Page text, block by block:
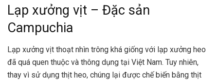
Lạp xưởng vịt – Đặc sản
Campuchia
Lạp xưởng vịt thoạt nhìn trông khá giống với lạp xưởng heo
đã quá quen thuộc và thông dụng tại Việt Nam. Tuy nhiên,
thay vì sử dụng thịt heo, chúng lại được chế biến bằng thịt